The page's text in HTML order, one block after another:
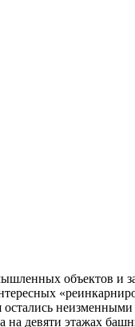
объектов и
девяти этажах